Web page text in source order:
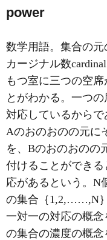
power
数学用語。集合の
カージナル数
もつ室に三つの空
とがわかる。一つ
対応しているからで
Aのおのおのの元に
を、Bのおのおのの
付けることができ
応があるという。N
の集合｛1,2,……,N｝
一対一の対応の概念
の集合の濃度の概念